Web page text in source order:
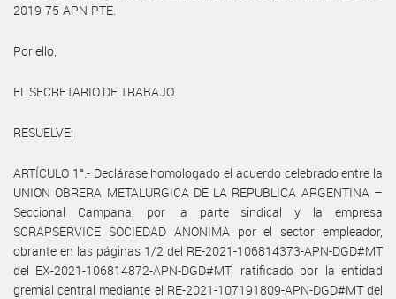
2019-75-APN-PTE.
Por ello,
EL SECRETARIO DE TRABAJO
RESUELVE:
ARTÍCULO 1°.- Declárase homologado el acuerdo celebrado entre la
UNION OBRERA METALURGICA DE LA REPUBLICA ARGENTINA –
Seccional Campana, por la parte sindical y la empresa
SCRAPSERVICE SOCIEDAD ANONIMA por el sector empleador,
obrante en las páginas 1/2 del RE-2021-106814373-APN-DGD#MT
del EX-2021-106814872-APN-DGD#MT, ratificado por la entidad
gremial central mediante el RE-2021-107191809-APN-DGD#MT del